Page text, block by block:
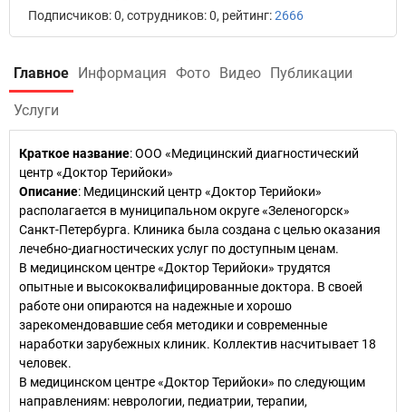
Подписчиков: 0, сотрудников: 0, рейтинг:2666
Главное Информация Фото Видео Публикации
Услуги
Краткое название:ООО «Медицинский диагностический
центр «Доктор Терийоки»
Описание: Медицинский центр «Доктор Терийоки»
располагается в муниципальном округе «Зеленогорск»
Санкт-Петербурга. Клиника была создана с целью оказания
лечебно-диагностических услуг по доступным ценам.
В медицинском центре «Доктор Терийоки» трудятся
опытные и высококвалифицированные доктора. В своей
работе они опираются на надежные и хорошо
зарекомендовавшие себя методики и современные
наработки зарубежных клиник. Коллектив насчитывает 18
человек.
В медицинском центре «Доктор Терийоки» по следующим
направлениям: неврологии, педиатрии, терапии,